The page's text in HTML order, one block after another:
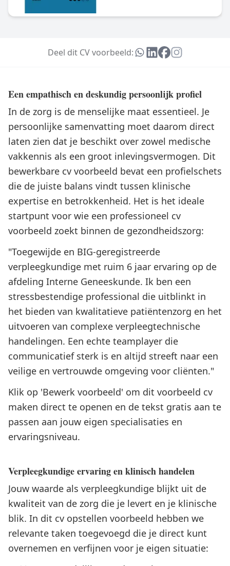
Deel dit CV voorbeeld:
Een empathisch en deskundig persoonlijk profiel
In de zorg is de menselijke maat essentieel. Je
persoonlijke samenvatting moet daarom direct
laten zien dat je beschikt over zowel medische
vakkennis als een groot inlevingsvermogen. Dit
bewerkbare cv voorbeeld bevat een profielschets
die de juiste balans vindt tussen klinische
expertise en betrokkenheid. Het is het ideale
startpunt voor wie een professioneel cv
voorbeeld zoekt binnen de gezondheidszorg:
"Toegewijde en BIG-geregistreerde
verpleegkundige met ruim 6 jaar ervaring op de
afdeling Interne Geneeskunde. Ik ben een
stressbestendige professional die uitblinkt in
het bieden van kwalitatieve patiëntenzorg en het
uitvoeren van complexe verpleegtechnische
handelingen. Een echte teamplayer die
communicatief sterk is en altijd streeft naar een
veilige en vertrouwde omgeving voor cliënten."
Klik op 'Bewerk voorbeeld' om dit voorbeeld cv
maken direct te openen en de tekst gratis aan te
passen aan jouw eigen specialisaties en
ervaringsniveau.
Verpleegkundige ervaring en klinisch handelen
Jouw waarde als verpleegkundige blijkt uit de
kwaliteit van de zorg die je levert en je klinische
blik. In dit cv opstellen voorbeeld hebben we
relevante taken toegevoegd die je direct kunt
overnemen en verfijnen voor je eigen situatie: